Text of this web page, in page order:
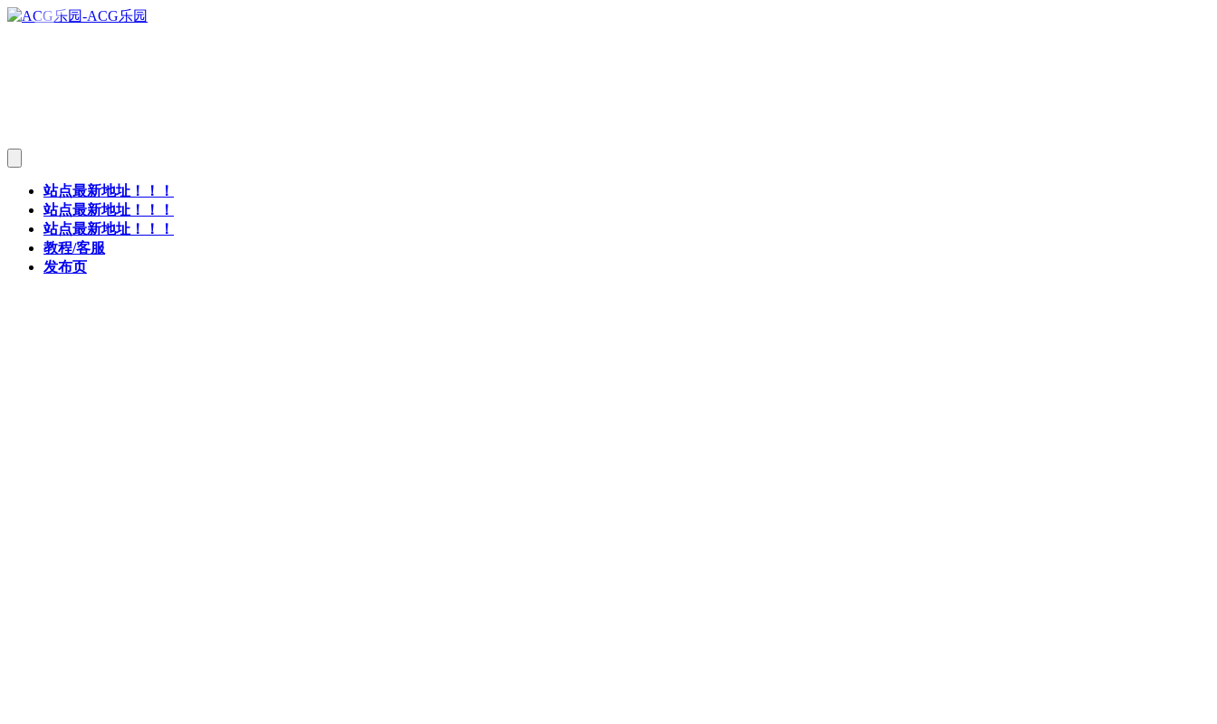
站点最新地址！！！
站点最新地址！！！
站点最新地址！！！
教程/客服
发布页